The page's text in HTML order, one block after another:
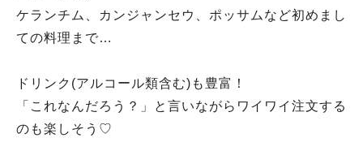
ケランチム、カンジャンセウ、ポッサムなど初めまし
ての料理まで…
ドリンク(アルコール類含む)も豊富！
「これなんだろう？」と言いながらワイワイ注文する
のも楽しそう♡